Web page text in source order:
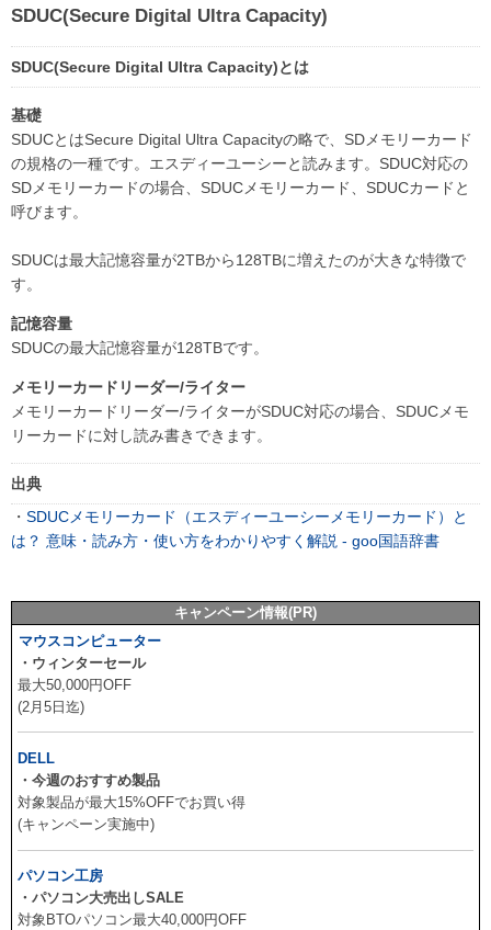
SDUC(Secure Digital Ultra Capacity)
SDUC(Secure Digital Ultra Capacity)とは
基礎
SDUCとはSecure Digital Ultra Capacityの略で、SDメモリーカード
の規格の一種です。エスディーユーシーと読みます。SDUC対応の
SDメモリーカードの場合、SDUCメモリーカード、SDUCカードと
呼びます。
SDUCは最大記憶容量が2TBから128TBに増えたのが大きな特徴で
す。
記憶容量
SDUCの最大記憶容量が128TBです。
メモリーカードリーダー/ライター
メモリーカードリーダー/ライターがSDUC対応の場合、SDUCメモ
リーカードに対し読み書きできます。
出典
・ SDUCメモリーカード（エスディーユーシーメモリーカード）と
は？ 意味・読み方・使い方をわかりやすく解説 - goo国語辞書
キャンペーン情報(PR)
マウスコンピューター
・ウィンターセール
最大50,000円OFF
(2月5日迄)
DELL
・今週のおすすめ製品
対象製品が最大15%OFFでお買い得
(キャンペーン実施中)
パソコン工房
・パソコン大売出しSALE
対象BTOパソコン最大40,000円OFF